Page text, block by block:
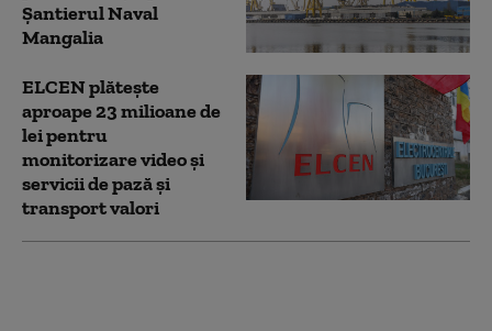
Șantierul Naval
Mangalia
ELCEN plăteşte
aproape 23 milioane de
lei pentru
monitorizare video şi
servicii de pază şi
transport valori